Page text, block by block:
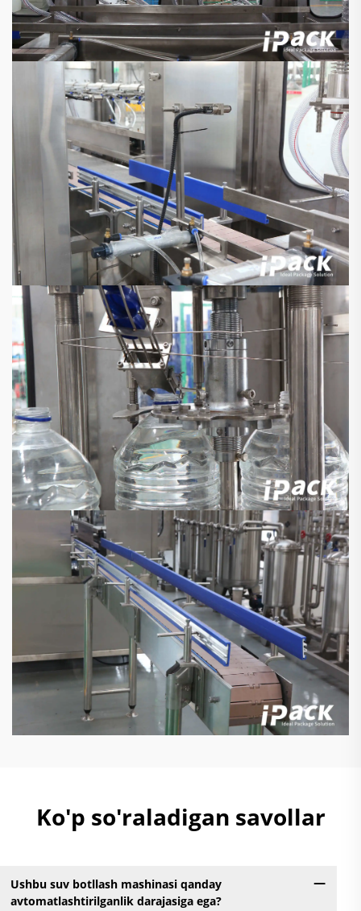
Ko'p so'raladigan savollar
Ushbu suv botllash mashinasi qanday
avtomatlashtirilganlik darajasiga ega?